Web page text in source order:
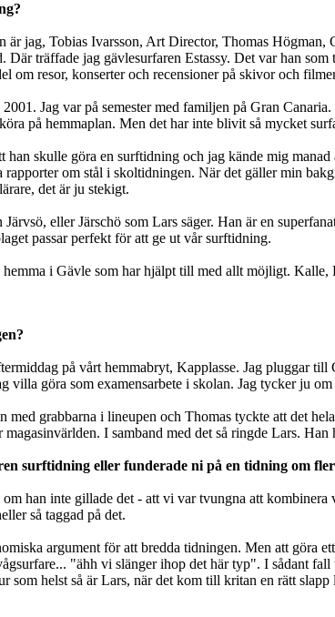
jag, Tobias Ivarsson, Art Director, Thomas
träffade jag gävlesurfaren Estassy. Det var han
om resor, konserter och recensioner på skivor och
Jag var på semester med familjen på Gran
på hemmaplan. Men det har inte blivit så mycket
han skulle göra en surftidning och jag kände mig
om stål i skoltidningen. När det gäller min
det är ju stekigt.
eller Järschö som Lars säger. Han är en
passar perfekt för att ge ut vår surftidning.
i Gävle som har hjälpt till med allt möjligt.
på vårt hemmabryt, Kapplasse. Jag pluggar
villa göra som examensarbete i skolan. Jag tycker ju
med grabbarna i lineupen och Thomas tyckte att det
I samband med det så ringde Lars.
surftidning eller funderade ni på en tidning om
han inte gillade det - att vi var tvungna att
så taggad på det.
argument för att bredda tidningen. Men att göra
"ähh vi slänger ihop det här typ". I sådant
som helst så är Lars, när det kom till kritan en rätt